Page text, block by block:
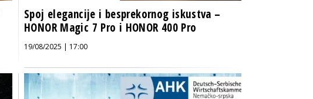
Spoj elegancije i besprekornog iskustva –
HONOR Magic 7 Pro i HONOR 400 Pro
19/08/2025 | 17:00